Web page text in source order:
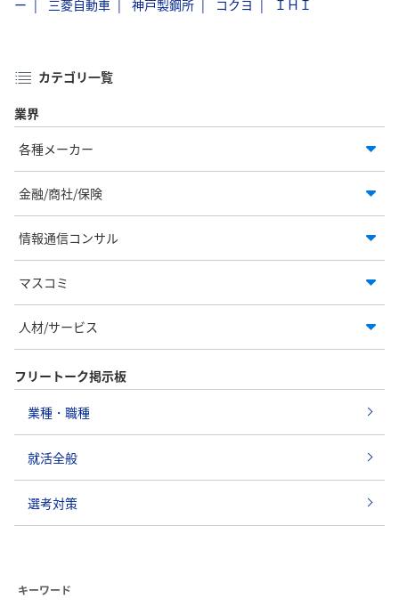
ー
三菱自動車 神戸製鋼所 コクヨ ＩＨＩ
カテゴリ一覧
業界
各種メーカー
金融/商社/保険
情報通信コンサル
マスコミ
人材/サービス
フリートーク掲示板
業種・職種
就活全般
選考対策
キーワード